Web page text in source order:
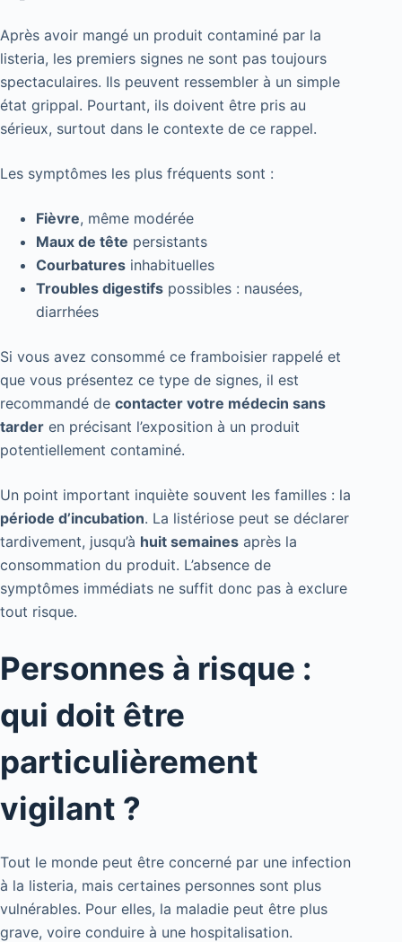
Après avoir mangé un produit contaminé par la
listeria, les premiers signes ne sont pas toujours
spectaculaires. Ils peuvent ressembler à un simple
état grippal. Pourtant, ils doivent être pris au
sérieux, surtout dans le contexte de ce rappel.
Les symptômes les plus fréquents sont :
Fièvre, même modérée
Maux de tête persistants
Courbatures inhabituelles
Troubles digestifs possibles : nausées,
diarrhées
Si vous avez consommé ce framboisier rappelé et
que vous présentez ce type de signes, il est
recommandé de contacter votre médecin sans
tarder en précisant l’exposition à un produit
potentiellement contaminé.
Un point important inquiète souvent les familles : la
période d’incubation. La listériose peut se déclarer
tardivement, jusqu’à huit semaines après la
consommation du produit. L’absence de
symptômes immédiats ne suffit donc pas à exclure
tout risque.
Personnes à risque :
qui doit être
particulièrement
vigilant ?
Tout le monde peut être concerné par une infection
à la listeria, mais certaines personnes sont plus
vulnérables. Pour elles, la maladie peut être plus
grave, voire conduire à une hospitalisation.